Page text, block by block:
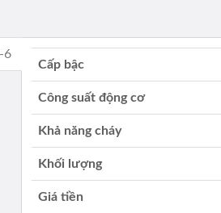
6
Cấp bậc
Công suất động cơ
Khả năng cháy
Khối lượng
Giá tiền